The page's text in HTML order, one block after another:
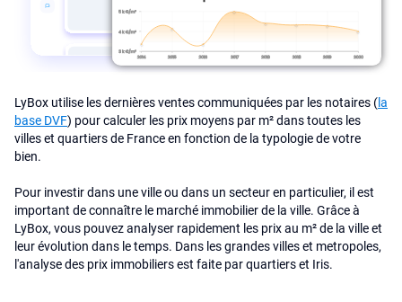
LyBox utilise les dernières ventes communiquées par les notaires (la
base DVF) pour calculer les prix moyens par m² dans toutes les
villes et quartiers de France en fonction de la typologie de votre
bien.
Pour investir dans une ville ou dans un secteur en particulier, il est
important de connaître le marché immobilier de la ville. Grâce à
LyBox, vous pouvez analyser rapidement les prix au m² de la ville et
leur évolution dans le temps. Dans les grandes villes et metropoles,
l'analyse des prix immobiliers est faite par quartiers et Iris.